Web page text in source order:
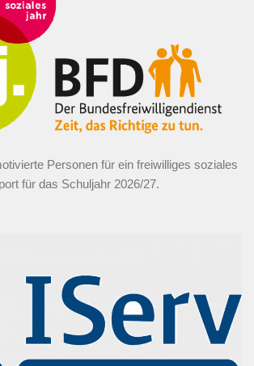
Personen für ein freiwilliges soziales
für das Schuljahr 2026/27.